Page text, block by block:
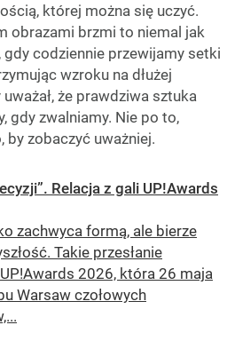
której można się uczyć.
obrazami brzmi to niemal jak
gdy codziennie przewijamy setki
wzroku na dłużej
że prawdziwa sztuka
gdy zwalniamy. Nie po to,
by zobaczyć uważniej.
Relacja z gali UP!Awards
zachwyca formą, ale bierze
Takie przesłanie
2026, która 26 maja
Warsaw czołowych